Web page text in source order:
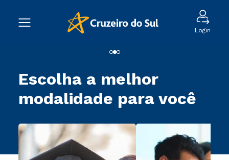
Login
Escolha a melhor
modalidade para você